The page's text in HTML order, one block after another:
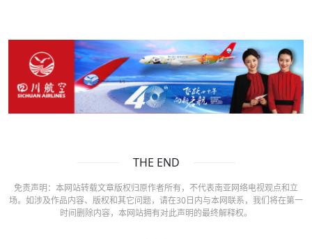
THE END
免责声明：本网站转载文章版权归原作者所有，不代表南亚网络电视观点和立
场。如涉及作品内容、版权和其它问题，请在30日内与本网联系，我们将在第一
时间删除内容，本网站拥有对此声明的最终解释权。